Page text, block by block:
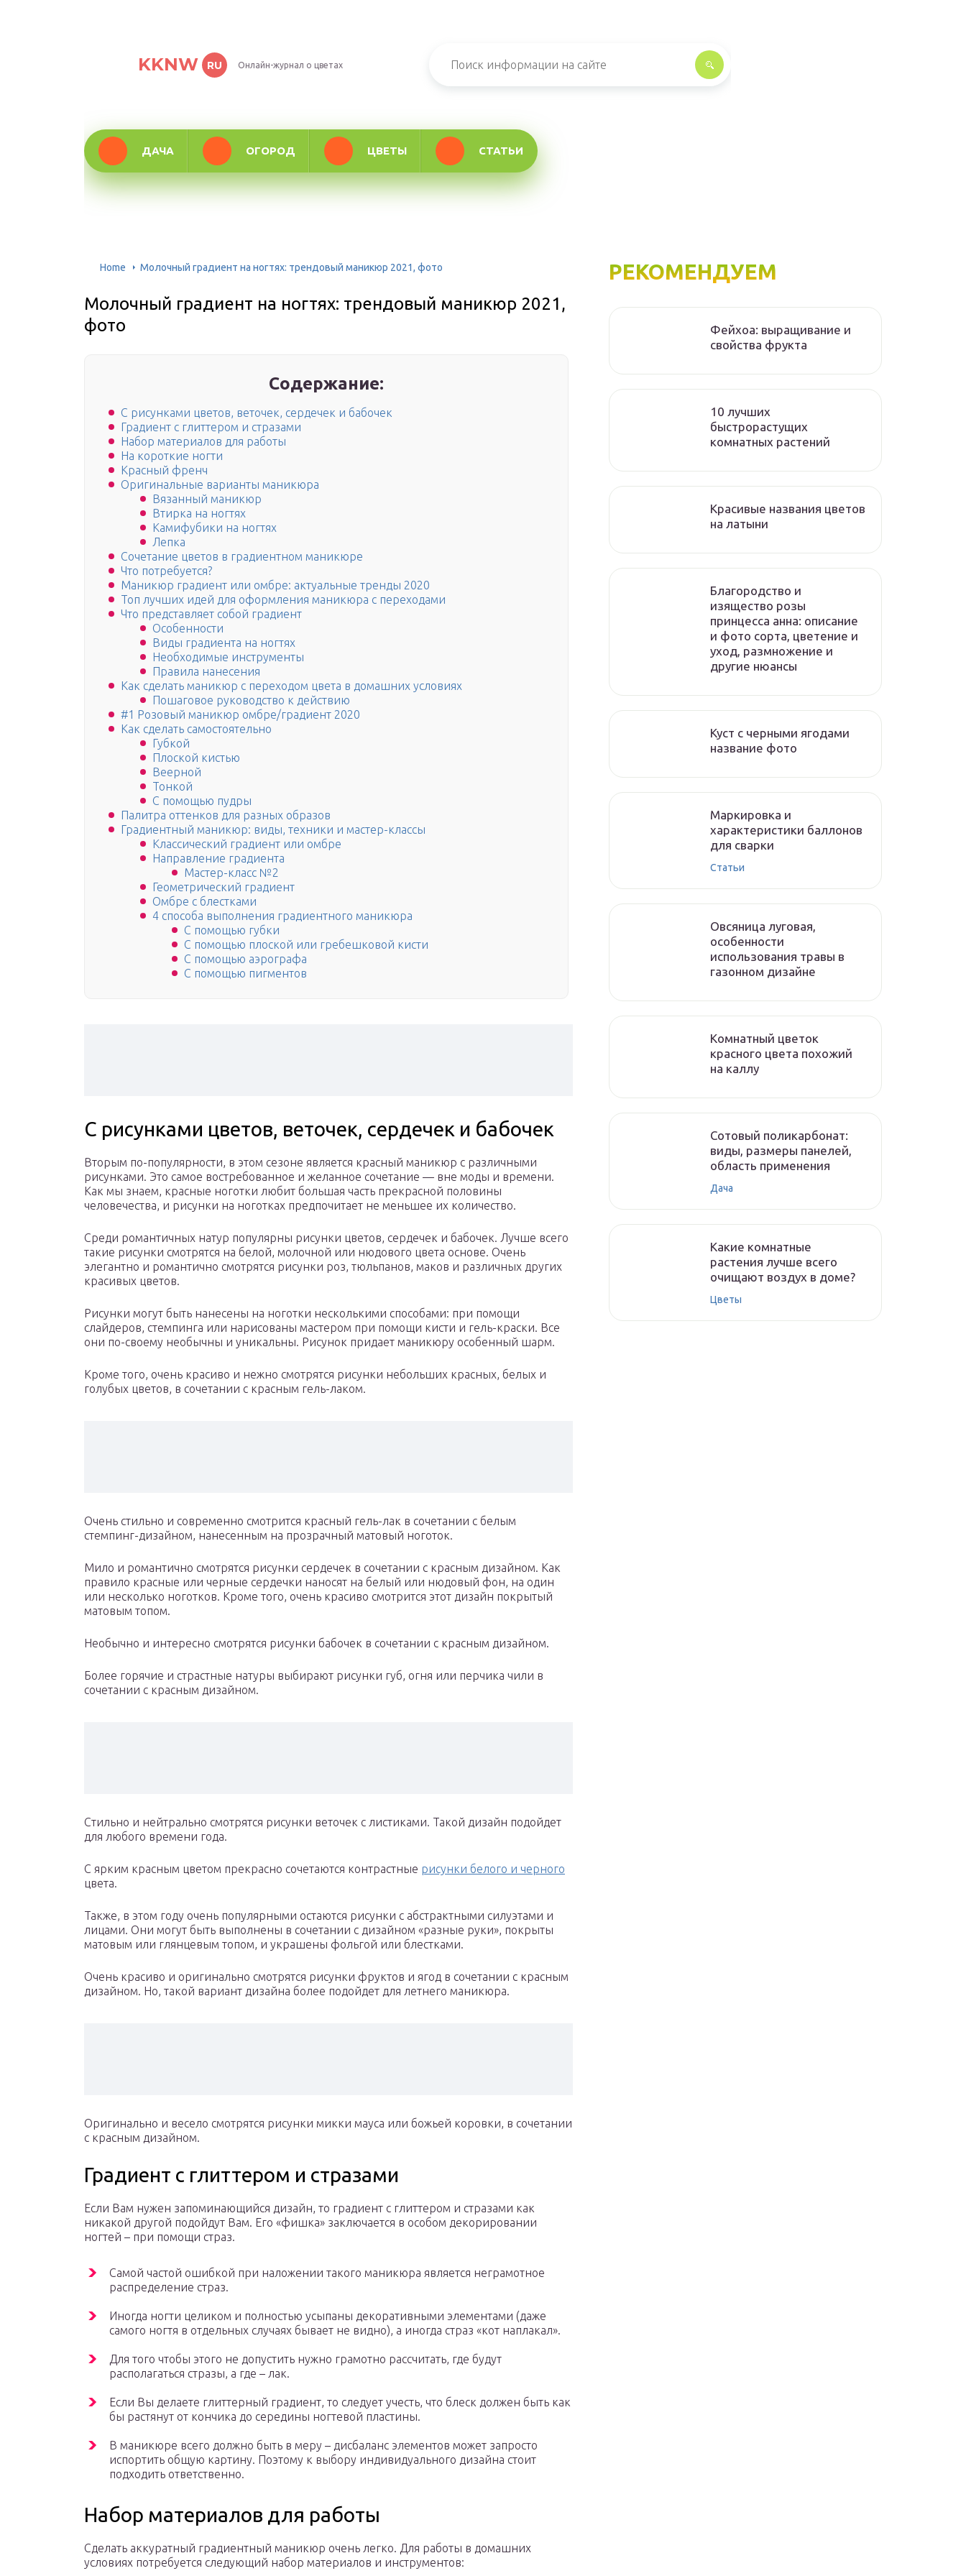
KKNW RU Онлайн-журнал о цветах
ДАЧА ОГОРОД ЦВЕТЫ СТАТЬИ
Home Молочный градиент на ногтях: трендовый маникюр 2021, фото
Молочный градиент на ногтях: трендовый маникюр 2021,
фото
Содержание:
С рисунками цветов, веточек, сердечек и бабочек
Градиент с глиттером и стразами
Набор материалов для работы
На короткие ногти
Красный френч
Оригинальные варианты маникюра
Вязанный маникюр
Втирка на ногтях
Камифубики на ногтях
Лепка
Сочетание цветов в градиентном маникюре
Что потребуется?
Маникюр градиент или омбре: актуальные тренды 2020
Топ лучших идей для оформления маникюра с переходами
Что представляет собой градиент
Особенности
Виды градиента на ногтях
Необходимые инструменты
Правила нанесения
Как сделать маникюр с переходом цвета в домашних условиях
Пошаговое руководство к действию
#1 Розовый маникюр омбре/градиент 2020
Как сделать самостоятельно
Губкой
Плоской кистью
Веерной
Тонкой
С помощью пудры
Палитра оттенков для разных образов
Градиентный маникюр: виды, техники и мастер-классы
Классический градиент или омбре
Направление градиента
Мастер-класс №2
Геометрический градиент
Омбре с блестками
4 способа выполнения градиентного маникюра
С помощью губки
С помощью плоской или гребешковой кисти
С помощью аэрографа
С помощью пигментов
С рисунками цветов, веточек, сердечек и бабочек
Вторым по-популярности, в этом сезоне является красный маникюр с различными
рисунками. Это самое востребованное и желанное сочетание — вне моды и времени.
Как мы знаем, красные ноготки любит большая часть прекрасной половины
человечества, и рисунки на ноготках предпочитает не меньшее их количество.
Среди романтичных натур популярны рисунки цветов, сердечек и бабочек. Лучше всего
такие рисунки смотрятся на белой, молочной или нюдового цвета основе. Очень
элегантно и романтично смотрятся рисунки роз, тюльпанов, маков и различных других
красивых цветов.
Рисунки могут быть нанесены на ноготки несколькими способами: при помощи
слайдеров, стемпинга или нарисованы мастером при помощи кисти и гель-краски. Все
они по-своему необычны и уникальны. Рисунок придает маникюру особенный шарм.
Кроме того, очень красиво и нежно смотрятся рисунки небольших красных, белых и
голубых цветов, в сочетании с красным гель-лаком.
Очень стильно и современно смотрится красный гель-лак в сочетании с белым
стемпинг-дизайном, нанесенным на прозрачный матовый ноготок.
Мило и романтично смотрятся рисунки сердечек в сочетании с красным дизайном. Как
правило красные или черные сердечки наносят на белый или нюдовый фон, на один
или несколько ноготков. Кроме того, очень красиво смотрится этот дизайн покрытый
матовым топом.
Необычно и интересно смотрятся рисунки бабочек в сочетании с красным дизайном.
Более горячие и страстные натуры выбирают рисунки губ, огня или перчика чили в
сочетании с красным дизайном.
Стильно и нейтрально смотрятся рисунки веточек с листиками. Такой дизайн подойдет
для любого времени года.
С ярким красным цветом прекрасно сочетаются контрастные рисунки белого и черного
цвета.
Также, в этом году очень популярными остаются рисунки с абстрактными силуэтами и
лицами. Они могут быть выполнены в сочетании с дизайном «разные руки», покрыты
матовым или глянцевым топом, и украшены фольгой или блестками.
Очень красиво и оригинально смотрятся рисунки фруктов и ягод в сочетании с красным
дизайном. Но, такой вариант дизайна более подойдет для летнего маникюра.
Оригинально и весело смотрятся рисунки микки мауса или божьей коровки, в сочетании
с красным дизайном.
Градиент с глиттером и стразами
Если Вам нужен запоминающийся дизайн, то градиент с глиттером и стразами как
никакой другой подойдут Вам. Его «фишка» заключается в особом декорировании
ногтей – при помощи страз.
Самой частой ошибкой при наложении такого маникюра является неграмотное
распределение страз.
Иногда ногти целиком и полностью усыпаны декоративными элементами (даже
самого ногтя в отдельных случаях бывает не видно), а иногда страз «кот наплакал».
Для того чтобы этого не допустить нужно грамотно рассчитать, где будут
располагаться стразы, а где – лак.
Если Вы делаете глиттерный градиент, то следует учесть, что блеск должен быть как
бы растянут от кончика до середины ногтевой пластины.
В маникюре всего должно быть в меру – дисбаланс элементов может запросто
испортить общую картину. Поэтому к выбору индивидуального дизайна стоит
подходить ответственно.
Набор материалов для работы
Сделать аккуратный градиентный маникюр очень легко. Для работы в домашних
условиях потребуется следующий набор материалов и инструментов:
РЕКОМЕНДУЕМ
Фейхоа: выращивание и
свойства фрукта
10 лучших
быстрорастущих
комнатных растений
Красивые названия цветов
на латыни
Благородство и
изящество розы
принцесса анна: описание
и фото сорта, цветение и
уход, размножение и
другие нюансы
Куст с черными ягодами
название фото
Маркировка и
характеристики баллонов
для сварки
Статьи
Овсяница луговая,
особенности
использования травы в
газонном дизайне
Комнатный цветок
красного цвета похожий
на каллу
Сотовый поликарбонат:
виды, размеры панелей,
область применения
Дача
Какие комнатные
растения лучше всего
очищают воздух в доме?
Цветы